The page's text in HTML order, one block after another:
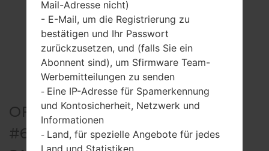
OFFIZIELLER FIRMWARE
#65593 FÜR SM-J710MN -
Mail-Adresse nicht)
- E-Mail, um die Registrierung zu
bestätigen und Ihr Passwort
zurückzusetzen, und (falls Sie ein
Abonnent sind), um Sfirmware Team-
Werbemitteilungen zu senden
- Eine IP-Adresse für Spamerkennung
und Kontosicherheit, Netzwerk und
Informationen
- Land, für spezielle Angebote für jedes